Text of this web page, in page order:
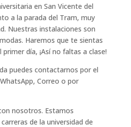
en San Vicente del
a la parada del Tram, muy
Nuestras instalaciones son
Haremos que te sientas
día, ¡Así no faltas a clase!
puedes contactarnos por el
Correo o por
nosotros. Estamos
de la universidad de